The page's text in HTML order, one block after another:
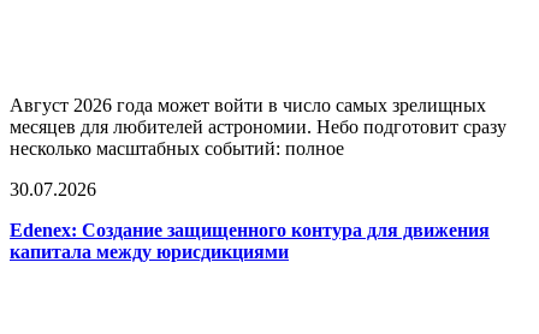
Август 2026 года может войти в число самых зрелищных
месяцев для любителей астрономии. Небо подготовит сразу
несколько масштабных событий: полное
30.07.2026
Edenex: Создание защищенного контура для движения
капитала между юрисдикциями